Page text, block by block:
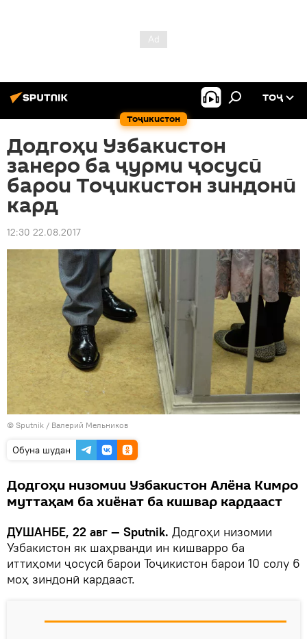
Тоҷикистон
ТОҶ
Додгоҳи Узбакистон
занеро ба ҷурми ҷосусӣ
барои Тоҷикистон зиндонӣ
кард
12:30 22.08.2017
© Sputnik / Валерий Мельников
Обуна шудан
Додгоҳи низомии Узбакистон Алёна Кимро
муттаҳам ба хиёнат ба кишвар кардааст
ДУШАНБЕ, 22 авг — Sputnik. Додгоҳи низомии
Узбакистон як шаҳрванди ин кишварро ба
иттиҳоми ҷосусӣ барои Тоҷикистон барои 10 солу 6
моҳ зиндонӣ кардааст.